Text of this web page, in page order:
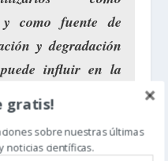
y como fuente de
y degradación
influir en la
señalización.
sorprendente, completo
gratis!
sobre nuestras últimas
noticias científicas.